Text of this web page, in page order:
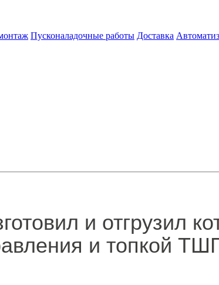
Пусконаладочные работы Доставка
и отгрузил
и топкой